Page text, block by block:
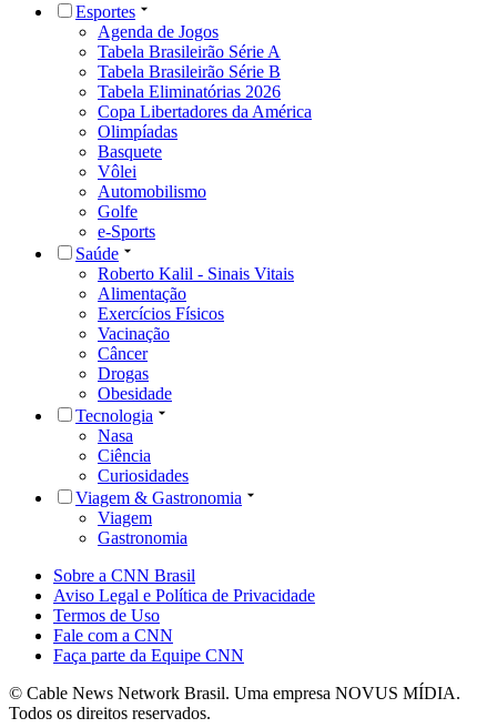
Esportes
Agenda de Jogos
Tabela Brasileirão Série A
Tabela Brasileirão Série B
Tabela Eliminatórias 2026
Copa Libertadores da América
Olimpíadas
Basquete
Vôlei
Automobilismo
Golfe
e-Sports
Saúde
Roberto Kalil - Sinais Vitais
Alimentação
Exercícios Físicos
Vacinação
Câncer
Drogas
Obesidade
Tecnologia
Nasa
Ciência
Curiosidades
Viagem & Gastronomia
Viagem
Gastronomia
Sobre a CNN Brasil
Aviso Legal e Política de Privacidade
Termos de Uso
Fale com a CNN
Faça parte da Equipe CNN
© Cable News Network Brasil. Uma empresa NOVUS MÍDIA.
Todos os direitos reservados.